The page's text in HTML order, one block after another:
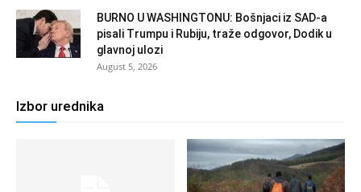
BURNO U WASHINGTONU: Bošnjaci iz SAD-a
pisali Trumpu i Rubiju, traže odgovor, Dodik u
glavnoj ulozi
August 5, 2026
Izbor urednika